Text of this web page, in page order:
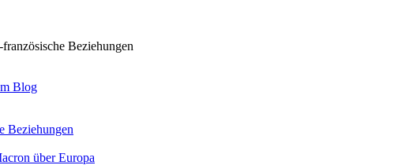
Beziehungen
Blog
Beziehungen
über Europa